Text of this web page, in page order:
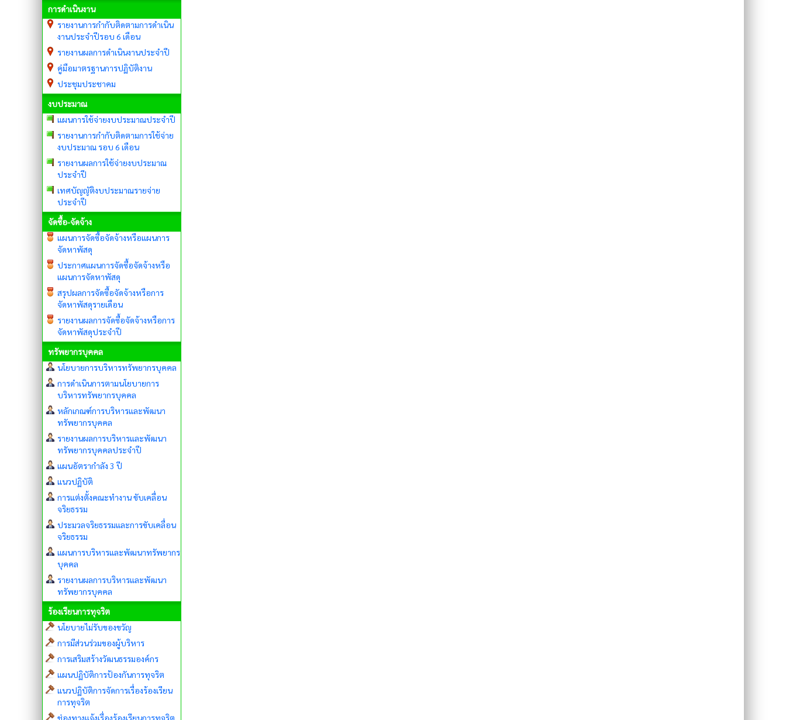
การดำเนินงาน
รายงานการกำกับติดตามการดำเนิน
งานประจำปีรอบ 6 เดือน
รายงานผลการดำเนินงานประจำปี
คู่มือมาตรฐานการปฏิบัติงาน
ประชุมประชาคม
งบประมาณ
แผนการใช้จ่ายงบประมาณประจำปี
รายงานการกำกับติดตามการใช้จ่าย
งบประมาณ รอบ 6 เดือน
รายงานผลการใช้จ่ายงบประมาณ
ประจำปี
เทศบัญญัติงบประมาณรายจ่าย
ประจำปี
จัดซื้อ-จัดจ้าง
แผนการจัดซื้อจัดจ้างหรือแผนการ
จัดหาพัสดุ
ประกาศแผนการจัดซื้อจัดจ้างหรือ
แผนการจัดหาพัสดุ
สรุปผลการจัดซื้อจัดจ้างหรือการ
จัดหาพัสดุรายเดือน
รายงานผลการจัดซื้อจัดจ้างหรือการ
จัดหาพัสดุประจำปี
ทรัพยากรบุคคล
นโยบายการบริหารทรัพยากรบุคคล
การดำเนินการตามนโยบายการ
บริหารทรัพยากรบุคคล
หลักเกณฑ์การบริหารและพัฒนา
ทรัพยากรบุคคล
รายงานผลการบริหารและพัฒนา
ทรัพยากรบุคคลประจำปี
แผนอัตรากำลัง 3 ปี
แนวปฏิบัติ
การแต่งตั้งคณะทำงาน ขับเคลื่อน
จริยธรรม
ประมวลจริยธรรมและการขับเคลื่อน
จริยธรรม
แผนการบริหารและพัฒนาทรัพยากร
บุคคล
รายงานผลการบริหารและพัฒนา
ทรัพยากรบุคคล
ร้องเรียนการทุจริต
นโยบายไม่รับของขวัญ
การมีส่วนร่วมของผู้บริหาร
การเสริมสร้างวัฒนธรรมองค์กร
แผนปฏิบัติการป้องกันการทุจริต
แนวปฏิบัติการจัดการเรื่องร้องเรียน
การทุจริต
ช่องทางแจ้งเรื่องร้องเรียนการทุจริต